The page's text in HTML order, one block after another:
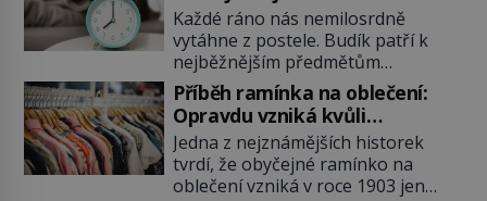
používají chirurgové dodnes. Úplně
první […]
označují za projev pýchy a
zbytečného přepychu, někteří
dokonce za nástroj ďábla. Trvá
téměř sedm století, než se z
opovrhovaného předmětu stává
nepostradatelná součást stolování.
První […]
hodinu
Každé ráno nás nemilosrdně
vytáhne z postele. Budík patří k
nejběžnějším předmětům
domácnosti, jeho cesta k dnešní
podobě je ale překvapivě dlouhá.
První lidé se probouzejí podle
slunce, kohoutů nebo kostelních
zvonů. Když se konečně objeví
první skutečný mechanický budík,
Příběh ramínka na oblečení:
Opravdu vzniká kvůli
zapomenutému kabátu?
Jedna z nejznámějších historek
tvrdí, že obyčejné ramínko na
oblečení vzniká v roce 1903 jen